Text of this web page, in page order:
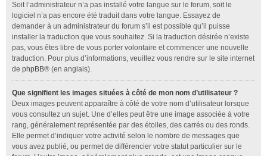
Soit l’administrateur n’a pas installé votre langue sur le forum, soit le
logiciel n’a pas encore été traduit dans votre langue. Essayez de
demander à un administrateur du forum s’il est possible qu’il puisse
installer la traduction que vous souhaitez. Si la traduction désirée n’existe
pas, vous êtes libre de vous porter volontaire et commencer une nouvelle
traduction. Pour plus d’informations, veuillez vous rendre sur le site internet
de phpBB® (en anglais).
Que signifient les images situées à côté de mon nom d’utilisateur ?
Deux images peuvent apparaître à côté de votre nom d’utilisateur lorsque
vous consultez un sujet. Une d’elles peut être une image associée à votre
rang, généralement représentée par des étoiles, des carrés ou des ronds.
Elle permet d’indiquer votre activité selon le nombre de messages que
vous avez publié, ou permet de différencier votre statut particulier sur le